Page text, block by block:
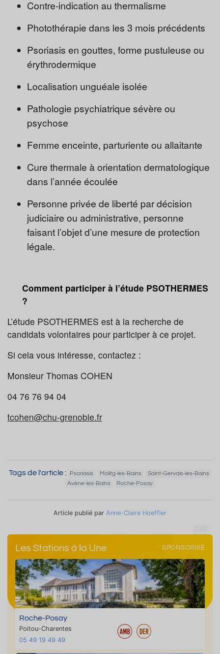
Contre-indication au thermalisme
Photothérapie dans les 3 mois précédents
Psoriasis en gouttes, forme pustuleuse ou
érythrodermique
Localisation unguéale isolée
Pathologie psychiatrique sévère ou
psychose
Femme enceinte, parturiente ou allaitante
Cure thermale à orientation dermatologique
dans l’année écoulée
Personne privée de liberté par décision
judiciaire ou administrative, personne
faisant l’objet d’une mesure de protection
légale.
Comment participer à l’étude PSOTHERMES
?
L’étude PSOTHERMES est à la recherche de
candidats volontaires pour participer à ce projet.
Si cela vous intéresse, contactez :
Monsieur Thomas COHEN
04 76 76 94 04
tcohen@chu-grenoble.fr
Tags de l'article : Psoriasis Molitg-les-Bains
Saint-Gervais-les-Bains
Avène-les-Bains
Roche-Posay
Article publié par Anne-Claire Hoeffler
Les Stations à la Une SPONSORISÉ
Roche-Posay
Poitou-Charentes
05 49 19 49 49